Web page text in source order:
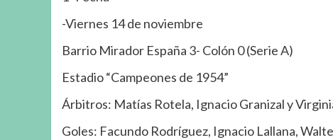
-Viernes 14 de noviembre
Barrio Mirador España 3- Colón 0 (Serie A)
Estadio “Campeones de 1954”
Árbitros: Matías Rotela, Ignacio Granizal y
Goles: Facundo Rodríguez, Ignacio Lallana,